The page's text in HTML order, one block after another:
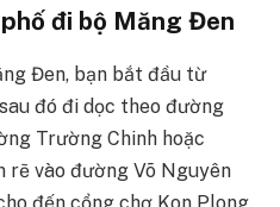
đi bộ Măng Đen
Đen, bạn bắt đầu từ
đó đi dọc theo đường
Trường Chinh hoặc
rẽ vào đường Võ Nguyên